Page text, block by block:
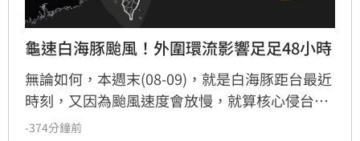
龜速白海豚颱風！外圍環流影響足足48小時
無論如何，本週末(08-09)，就是白海豚距台最近
時刻，又因為颱風速度會放慢，就算核心侵台機
率低，外圍環流的影響也會拉長到足足48小時
-374分鐘前